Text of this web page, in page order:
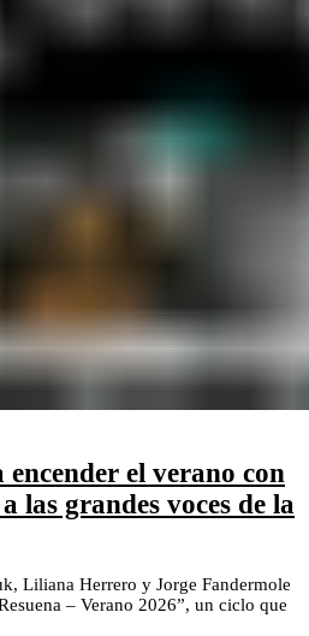
el verano con
las grandes voces de la
Liliana Herrero y Jorge Fandermole
– Verano 2026”, un ciclo que